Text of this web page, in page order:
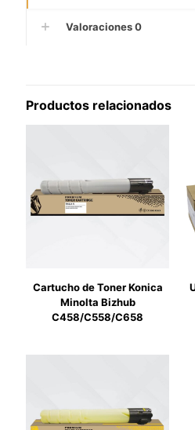
Valoraciones0
Productos relacionados
Cartucho de Toner Konica
Minolta Bizhub
C458/C558/C658